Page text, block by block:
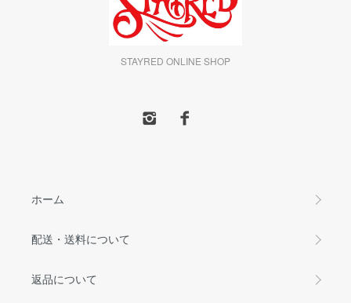
STAYRED ONLINE SHOP
ホーム
配送・送料について
返品について